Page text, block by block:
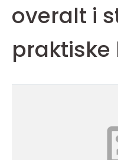
overalt i